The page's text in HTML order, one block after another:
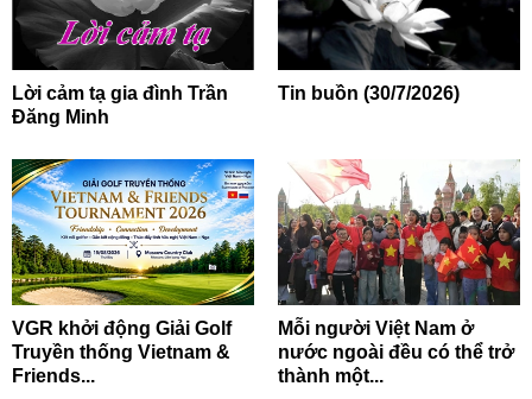
Lời cảm tạ gia đình Trần
Đăng Minh
Tin buồn (30/7/2026)
VGR khởi động Giải Golf
Truyền thống Vietnam &
Friends...
Mỗi người Việt Nam ở
nước ngoài đều có thể trở
thành một...